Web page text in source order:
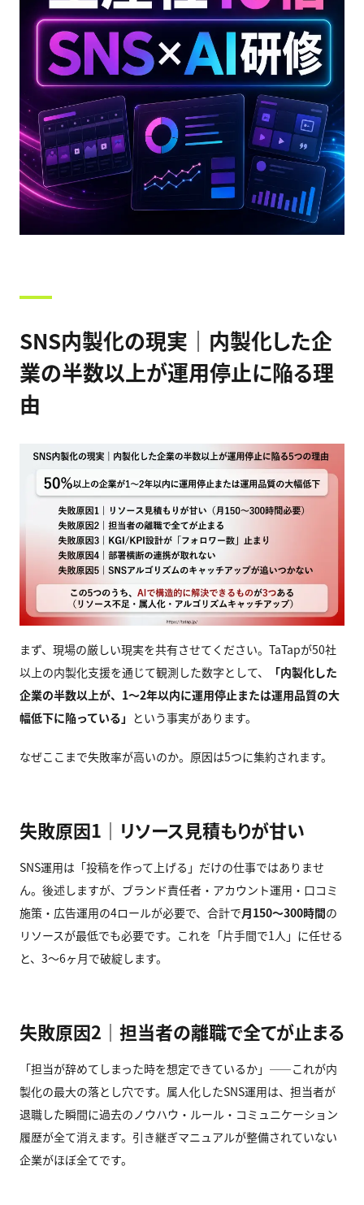
SNS内製化の現実｜内製化した企
業の半数以上が運用停止に陥る理
由
まず、現場の厳しい現実を共有させてください。TaTapが50社
以上の内製化支援を通じて観測した数字として、
「内製化した
企業の半数以上が、 1〜2年以内に運用停止または運用品質の大
幅低下に陥っている」 という事実があります。
なぜここまで失敗率が高いのか。原因は5つに集約されます。
失敗原因1｜リソース見積もりが甘い
SNS運用は「投稿を作って上げる」だけの仕事ではありませ
ん。後述しますが、ブランド責任者・アカウント運用・口コミ
施策・広告運用の4ロールが必要で、合計で月150〜300時間の
リソースが最低でも必要です。これを「片手間で1人」に任せる
と、3〜6ヶ月で破綻します。
失敗原因2｜担当者の離職で全てが止まる
「担当が辞めてしまった時を想定できているか」——これが内
製化の最大の落とし穴です。属人化したSNS運用は、担当者が
退職した瞬間に過去のノウハウ・ルール・コミュニケーション
履歴が全て消えます。引き継ぎマニュアルが整備されていない
企業がほぼ全てです。